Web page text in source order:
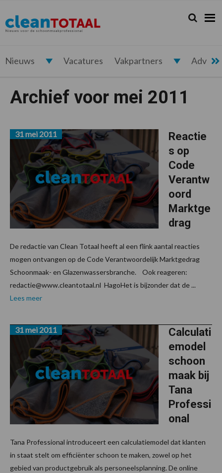
de
hoofdnavigatie
de
hoofd
de
voettekst
Cleantotaal.nl
Het
laatste
voor
schoonmaak
Zoeken...
Zoek
Nieuws Vacatures Vakpartners
Archief voor mei 2011
Reactie
s op
Code
Verantw
oord
Marktge
drag
31 mei 2011
De redactie van Clean Totaal heeft al een flink aantal reacties
mogen ontvangen op de Code Verantwoordelijk Marktgedrag
Schoonmaak- en Glazenwassersbranche. Ook reageren:
redactie@www.cleantotaal.nl HagoHet is bijzonder dat de ...
Lees meer
Calculati
emodel
schoon
maak bij
Tana
Professi
onal
31 mei 2011
Tana Professional introduceert een calculatiemodel dat klanten
in staat stelt om efficiënter schoon te maken, zowel op het
gebied van productgebruik als personeelsplanning. De online